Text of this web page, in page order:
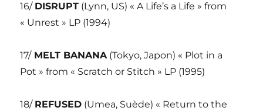
16/ DISRUPT (Lynn, US) « A Life’s a Life » from
« Unrest » LP (1994)
17/MELT BANANA(Tokyo, Japon) « Plot in a
Pot » from « Scratch or Stitch » LP (1995)
18/ REFUSED (Umea, Suède) « Return to the